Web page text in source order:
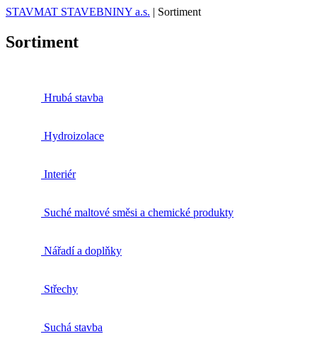
STAVMAT STAVEBNINY a.s. | Sortiment
Sortiment
Hrubá stavba
Hydroizolace
Interiér
Suché maltové směsi a chemické produkty
Nářadí a doplňky
Střechy
Suchá stavba